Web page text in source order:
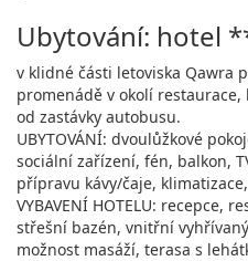
Ubytování: hotel
v klidné části letoviska Qawra
promenádě v okolí
od zastávky autobusu.
UBYTOVÁNÍ: dvoulůžkové
sociální zařízení, fén, balkon,
přípravu kávy/čaje,
VYBAVENÍ HOTELU: recepce,
střešní bazén, vnitřní
možnost masáží, terasa s